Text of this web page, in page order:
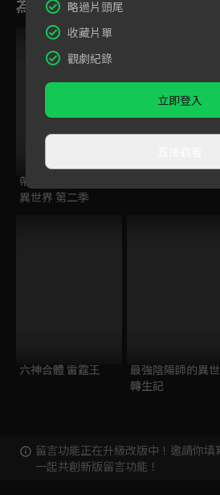
為您推薦
帶著智慧型手機闖蕩
異世界 第二季
六神合體 雷霆王
最強陰陽師的異
轉生記
留言功能正在升級改版中！邀請你填
一起共創新版留言功能！
略過片頭尾
收藏片單
觀劇紀錄
立即登入